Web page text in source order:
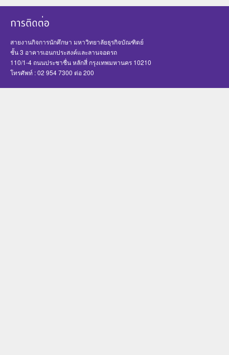
สายงานกิจการนักศึกษา มหาวิทยาลัยธุรกิจบัณฑิตย์
ชั้น 3 อาคารเอนกประสงค์และลานจอดรถ
110/1-4 ถนนประชาชื่น หลักสี่ กรุงเทพมหานคร 10210
โทรศัพท์ : 02 954 7300 ต่อ 200